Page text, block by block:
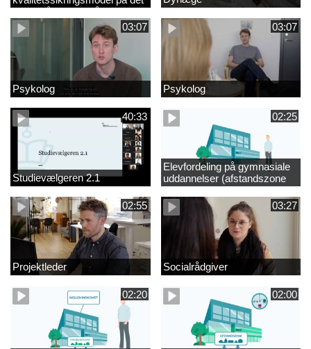
videregående område
03:07
Psykolog
03:07
Psykolog
40:33
Studievælgeren 2.1
02:25
Elevfordeling på gymnasiale
uddannelser (afstandszone
redigeret)
02:55
Projektleder
03:27
Socialrådgiver
02:20 02:00